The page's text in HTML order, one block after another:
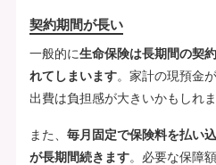
契約期間が長い
一般的に生命保険は長期間の契
れてしまいます。家計の現預金
出費は負担感が大きいかもしれま
また、 毎月固定で保険料を払い
が長期間続きます。必要な保障